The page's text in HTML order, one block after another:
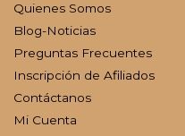
Quienes Somos
Blog-Noticias
Preguntas Frecuentes
Inscripción de Afiliados
Contáctanos
Mi Cuenta